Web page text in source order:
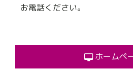
お電話ください。
ホームペ